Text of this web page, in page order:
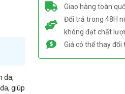
da,
giúp
Giao hàng toàn
Đổi trả trong 48H
không đạt chất
Giá có thể thay đổi